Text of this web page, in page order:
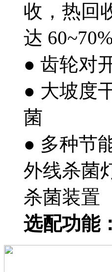
收，热回
达
● 齿轮对
● 大坡度
菌
● 多种节
外线杀菌
杀菌装置
选配功能：